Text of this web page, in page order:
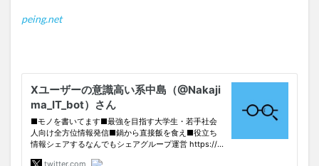
peing.net